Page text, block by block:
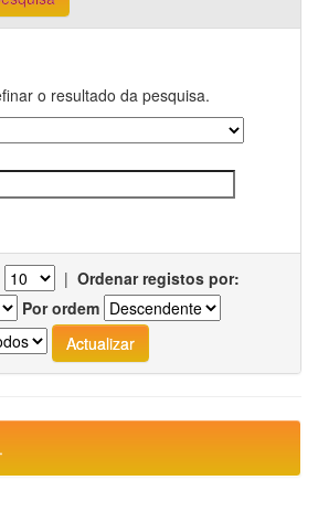
o resultado da pesquisa.
| Ordenar registos por:
Por ordem